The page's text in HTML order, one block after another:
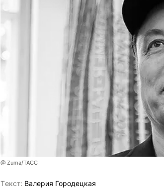
@ Zuma/ТАСС
Tекст: Валерия Городецкая